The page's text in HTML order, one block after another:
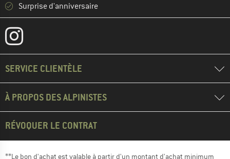
Surprise d'anniversaire
SERVICE CLIENTÈLE
À PROPOS DES ALPINISTES
RÉVOQUER LE CONTRAT
**Le bon d'achat est valable à partir d'un montant d'achat minimum